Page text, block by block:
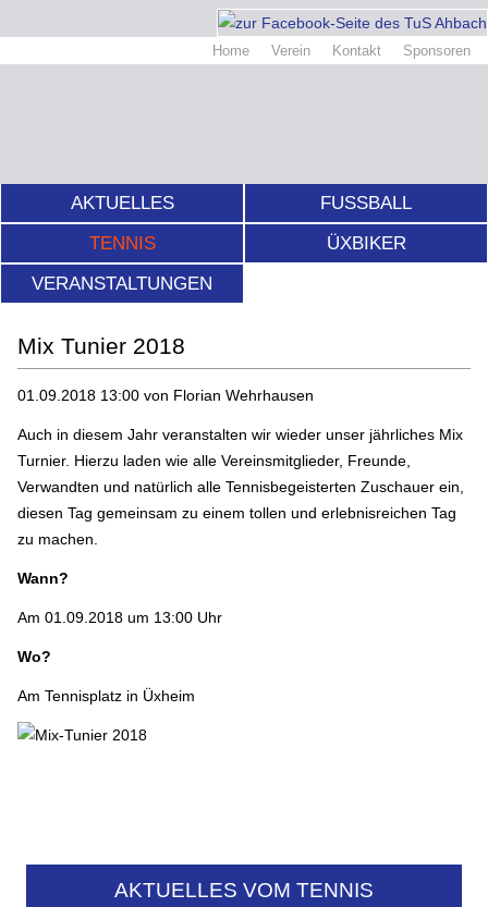
Home Verein Kontakt Sponsoren
AKTUELLES
FUSSBALL
TENNIS
ÜXBIKER
VERANSTALTUNGEN
Mix Tunier 2018
01.09.2018 13:00 von Florian Wehrhausen
Auch in diesem Jahr veranstalten wir wieder unser jährliches Mix
Turnier. Hierzu laden wie alle Vereinsmitglieder, Freunde,
Verwandten und natürlich alle Tennisbegeisterten Zuschauer ein,
diesen Tag gemeinsam zu einem tollen und erlebnisreichen Tag
zu machen.
Wann?
Am 01.09.2018 um 13:00 Uhr
Wo?
Am Tennisplatz in Üxheim
AKTUELLES VOM TENNIS